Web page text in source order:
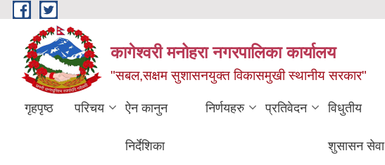
Skip to main content
कागेश्वरी मनोहरा नगरपालिका कार्यालय
"सबल,सक्षम सुशासनयुक्त विकासमुखी स्थानीय सरकार"
गृहपृष्ठ परिचय ऐन कानुन
निर्देशिका
निर्णयहरु प्रतिवेदन विधुतीय
शुसासन सेवा